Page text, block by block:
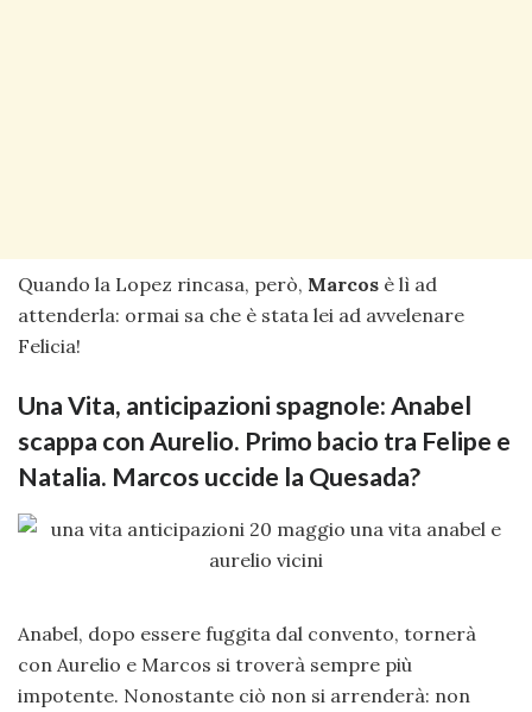
Quando la Lopez rincasa, però, Marcos è lì ad
attenderla: ormai sa che è stata lei ad avvelenare
Felicia!
Una Vita, anticipazioni spagnole: Anabel
scappa con Aurelio. Primo bacio tra Felipe e
Natalia. Marcos uccide la Quesada?
Anabel, dopo essere fuggita dal convento, tornerà
con Aurelio e Marcos si troverà sempre più
impotente. Nonostante ciò non si arrenderà: non